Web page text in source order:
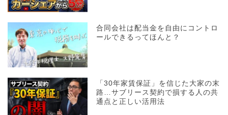
合同会社は配当金を自由にコントロ
ールできるってほんと？
「30年家賃保証」を信じた大家の末
路…サブリース契約で損する人の共
通点と正しい活用法